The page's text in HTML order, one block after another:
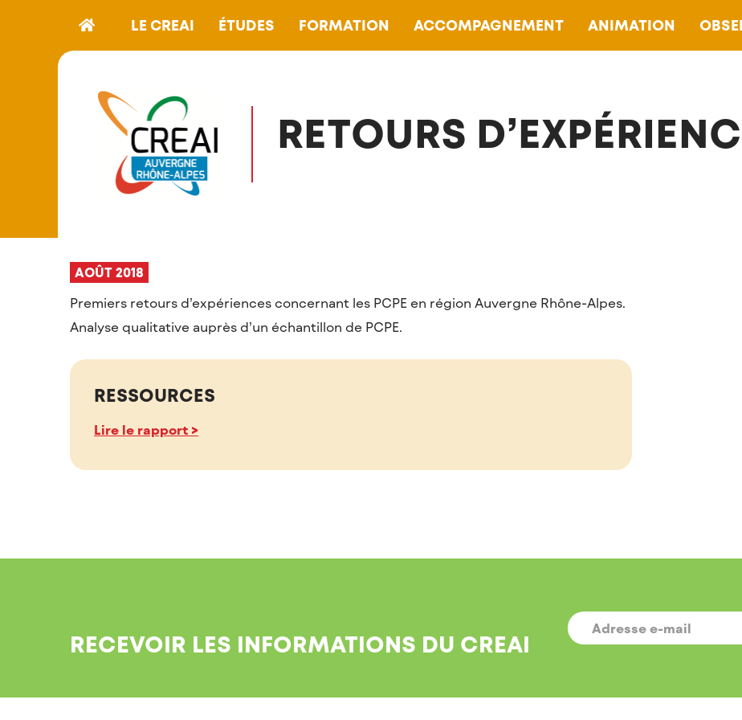
LE CREAI ÉTUDES FORMATION ACCOMPAGNEMENT ANIMATION
RETOURS
AOÛT 2018
Premiers retours d’expériences concernant les PCPE en région Auvergne Rhône-Alpes.
Analyse qualitative auprès d’un échantillon de PCPE.
RESSOURCES
Lire le rapport >
RECEVOIR LES INFORMATIONS DU CREAI
E-
MAIL *